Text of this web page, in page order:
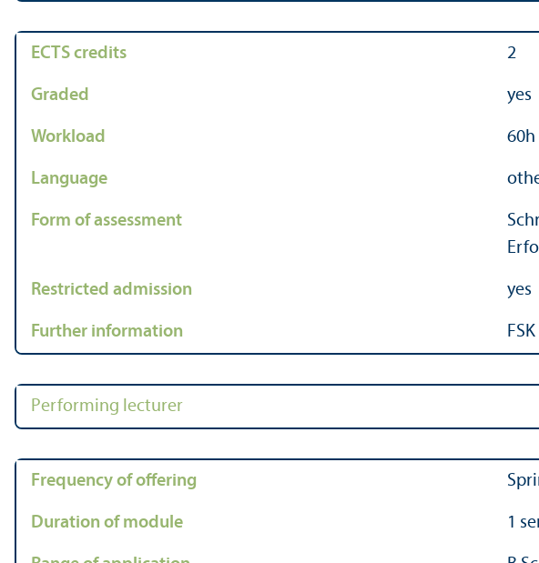
ECTS credits 2
Graded yes
Workload 60h
Language
Form of assessment
Restricted admission yes
Further information
Performing lecturer
Frequency of offering
Duration of module 1